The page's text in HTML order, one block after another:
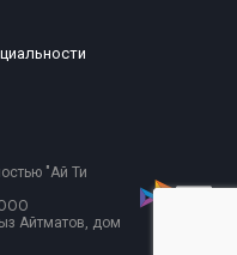
"Ай Ти
Айтматов, дом